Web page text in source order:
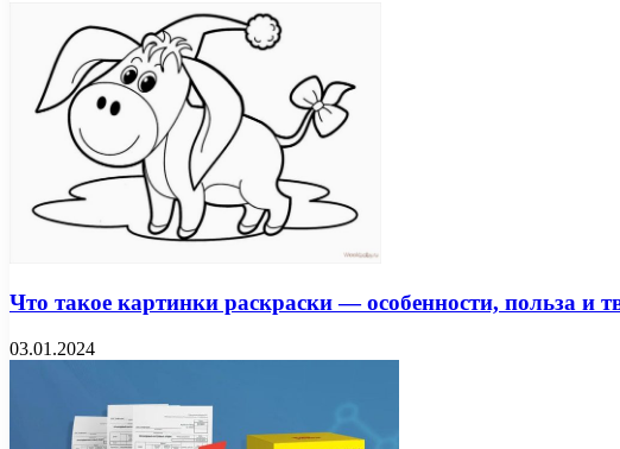
Что такое картинки раскраски — особенности, польза и
03.01.2024